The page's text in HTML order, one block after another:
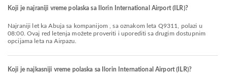
Koji je najraniji vreme polaska sa Ilorin International Airport (ILR)?
Najraniji let ka Abuja sa kompanijom , sa oznakom leta Q9311, polazi u
08:00. Ovaj red letenja možete proveriti i uporediti sa drugim dostupnim
opcijama leta na Airpazu.
Koji je najkasniji vreme polaska sa Ilorin International Airport (ILR)?